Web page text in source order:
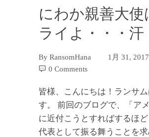
にわか親善大使
ライよ・・・汗
ByRansomHana
1月 31, 2017
0 Comments
皆様、こんにちは！ランサ
す。 前回のブログで、「ア
に近付こうとすればするほど
代表として振る舞うことを